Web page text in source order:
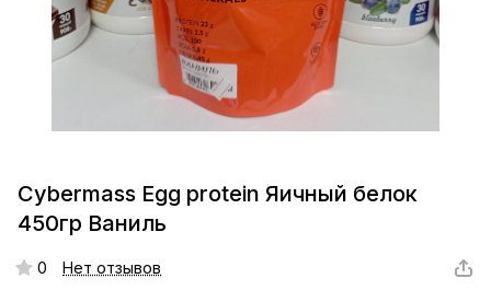
Cybermass Egg protein Яичный белок
450гр Ваниль
0 Нет отзывов